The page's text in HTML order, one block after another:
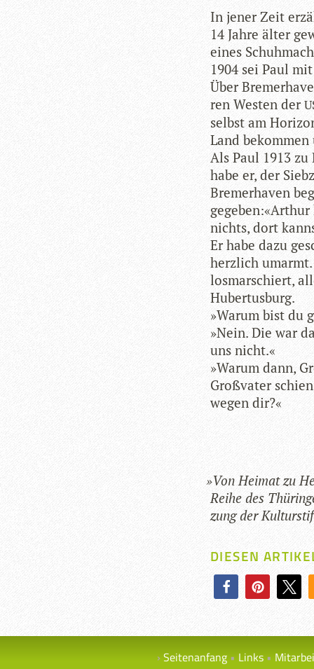
In jener Zeit
14 Jahre älter
eines
1904 sei Paul
Über
ren Wes­ten der
selbst am
Land
Als Paul 1913
habe er, der
Bre­mer­ha­ven
nichts, dort
Er habe dazu
herz­lich
los­mar­schiert,
Hubertusburg.
»Warum bist du
»Nein. Die war
uns nicht.«
»Warum dann,
Groß­va­ter
wegen dir?«
»Von Hei­mat zu
Reihe des
zung der
DIESEN
Seitenanfang Links